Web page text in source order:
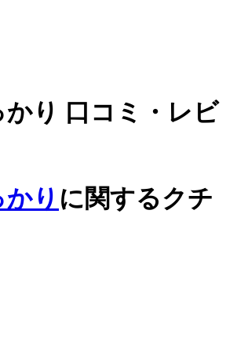
かり 口コミ・レビ
り に関するクチ